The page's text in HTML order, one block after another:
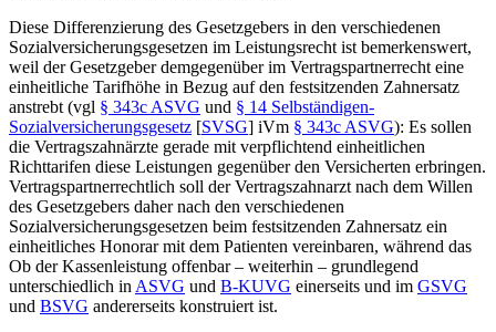
Diese Differenzierung des Gesetzgebers in den verschiedenen
Sozialversicherungsgesetzen im Leistungsrecht ist bemerkenswert,
weil der Gesetzgeber demgegenüber im Vertragspartnerrecht eine
einheitliche Tarifhöhe in Bezug auf den festsitzenden Zahnersatz
anstrebt (vgl § 343c ASVG und § 14 Selbständigen-
Sozialversicherungsgesetz [SVSG] iVm § 343c ASVG): Es sollen
die Vertragszahnärzte gerade mit verpflichtend einheitlichen
Richttarifen diese Leistungen gegenüber den Versicherten erbringen.
Vertragspartnerrechtlich soll der Vertragszahnarzt nach dem Willen
des Gesetzgebers daher nach den verschiedenen
Sozialversicherungsgesetzen beim festsitzenden Zahnersatz ein
einheitliches Honorar mit dem Patienten vereinbaren, während das
Ob der Kassenleistung offenbar – weiterhin – grundlegend
unterschiedlich in ASVG und B-KUVG einerseits und im GSVG
und BSVG andererseits konstruiert ist.